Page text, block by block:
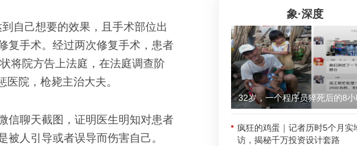
自己想要的效果，且手术部位出
复手术。经过两次修复手术，患者
将院方告上法庭，在法庭调查阶
院，枪毙主治大夫。
信聊天截图，证明医生明知对患者
人引导或者误导而伤害自己。
象·深度
32岁，一个程序员猝死后的8
疯狂的鸡蛋｜记者历时5个月实
访，揭秘千万投资设计套路